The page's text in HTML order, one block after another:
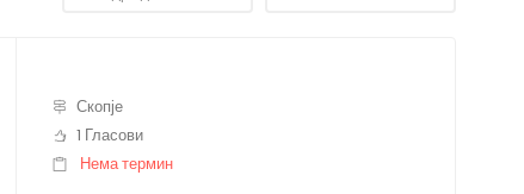
Скопје
1 Гласови
Нема термин